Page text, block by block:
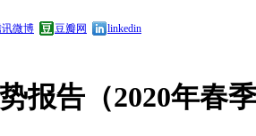
讯微博 豆瓣网 linkedin
报告（2020年春季